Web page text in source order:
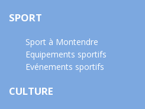
SPORT
Sport à Montendre
Equipements sportifs
Evénements sportifs
CULTURE